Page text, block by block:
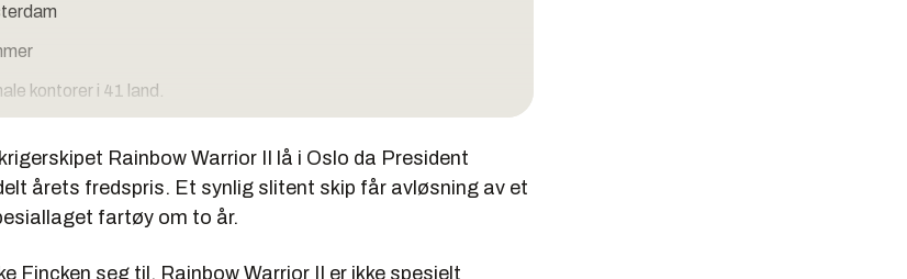
kontorer i 41 land.
Bremen
Rainbow Warrior II lå i Oslo da President
årets fredspris. Et synlig slitent skip får avløsning av et
fartøy om to år.
Fincken seg til. Rainbow Warrior II er ikke spesielt